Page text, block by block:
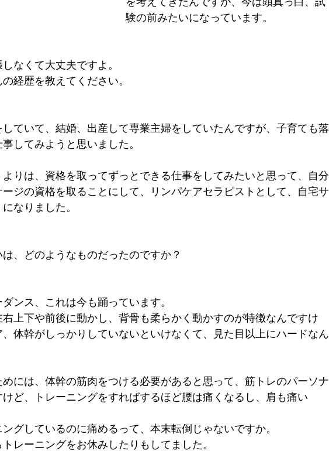
験の前みたいになっています。
なくて大丈夫ですよ。
経歴を教えてください。
ていて、結婚、出産して専業主婦をしていたんですが、子育ても落
してみようと思いました。
りは、資格を取ってずっとできる仕事をしてみたいと思って、自分
ジの資格を取ることにして、リンパケアセラピストとして、自宅サ
なりました。
、どのようなものだったのですか？
ンス、これは今も踊っています。
上下や前後に動かし、背骨も柔らかく動かすのが特徴なんですけ
体幹がしっかりしていないといけなくて、見た目以上にハードなん
には、体幹の筋肉をつける必要があると思って、筋トレのパーソナ
ど、トレーニングをすればするほど腰は痛くなるし、肩も痛い
グしているのに痛めるって、本末転倒じゃないですか。
レーニングをお休みしたりもしてました。